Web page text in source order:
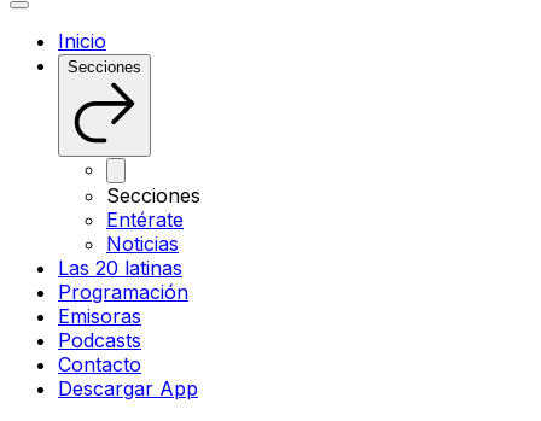
Inicio
Secciones
Secciones
Entérate
Noticias
Las 20 latinas
Programación
Emisoras
Podcasts
Contacto
Descargar App